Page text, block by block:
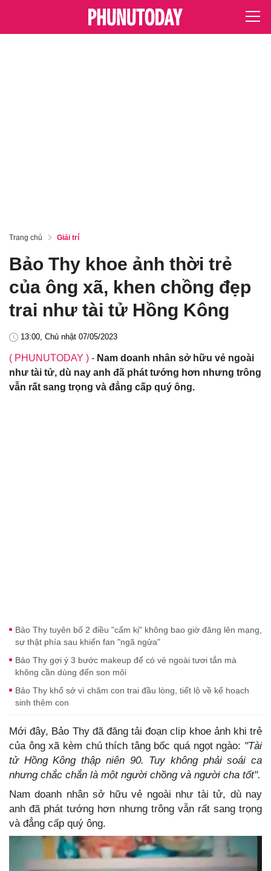
Trang chủ Giải trí
Bảo Thy khoe ảnh thời trẻ
của ông xã, khen chồng đẹp
trai như tài tử Hồng Kông
13:00, Chủ nhật 07/05/2023
( PHUNUTODAY ) - Nam doanh nhân sở hữu vẻ ngoài
như tài tử, dù nay anh đã phát tướng hơn nhưng trông
vẫn rất sang trọng và đẳng cấp quý ông.
Bảo Thy tuyên bố 2 điều "cấm kị" không bao giờ đăng lên mạng,
sự thật phía sau khiến fan "ngã ngửa"
Bảo Thy gợi ý 3 bước makeup để có vẻ ngoài tươi tắn mà
không cần dùng đến son môi
Bảo Thy khổ sở vì chăm con trai đầu lòng, tiết lộ về kế hoạch
sinh thêm con
Mới đây, Bảo Thy đã đăng tải đoạn clip khoe ảnh khi trẻ
của ông xã kèm chú thích tâng bốc quá ngọt ngào: "Tài
tử Hồng Kông thập niên 90. Tuy không phải soái ca
nhưng chắc chắn là một người chồng và người cha tốt".
Nam doanh nhân sở hữu vẻ ngoài như tài tử, dù nay
anh đã phát tướng hơn nhưng trông vẫn rất sang trọng
và đẳng cấp quý ông.